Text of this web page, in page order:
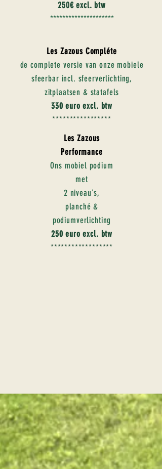
250€ excl. btw
*********************
Les Zazous Compléte
de complete versie van onze mobiele
sfeerbar incl. sfeerverlichting,
zitplaatsen & statafels
330 euro excl. btw
*****************
Les Zazous
Performance
Ons mobiel podium
met
2 niveau's,
planché &
podiumverlichting
250 euro excl. btw
******************